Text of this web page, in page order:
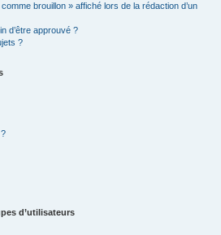
brouillon » affiché lors de la rédaction d’un
d’être approuvé ?
?
d’utilisateurs